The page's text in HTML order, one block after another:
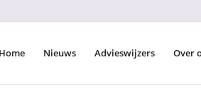
Home Nieuws Advieswijzers Over